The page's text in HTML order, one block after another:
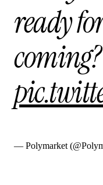
ready
coming?
— Polymarket